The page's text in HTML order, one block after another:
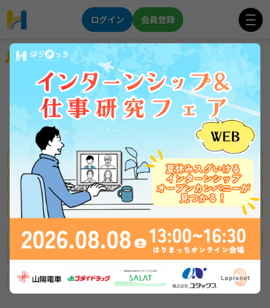
ログイン 会員登録
企業を探す
★インテリア×メーカー★
「やりたい」を地元で叶える！
印南食品
姫路
まだまだ採用継続！三菱電機G
年間休日121日 手当充実！
新着企業 はりまっちのみ掲載企業
積極採用中の企業
募集中の企業
ショート動画あり リレキャリ対応企業